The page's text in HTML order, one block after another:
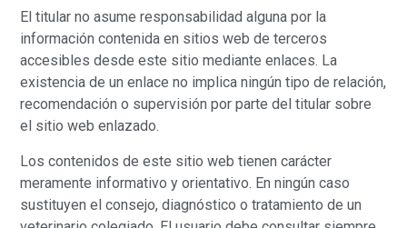
El titular no asume responsabilidad alguna por la
información contenida en sitios web de terceros
accesibles desde este sitio mediante enlaces. La
existencia de un enlace no implica ningún tipo de relación,
recomendación o supervisión por parte del titular sobre
el sitio web enlazado.
Los contenidos de este sitio web tienen carácter
meramente informativo y orientativo. En ningún caso
sustituyen el consejo, diagnóstico o tratamiento de un